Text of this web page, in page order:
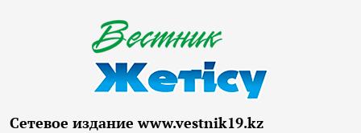
Сетевое издание www.vestnik19.kz